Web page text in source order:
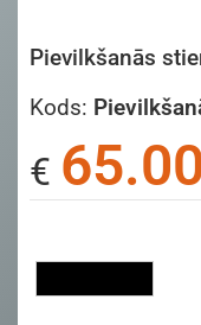
Pievilkšanās
Kods:
€ 65.00